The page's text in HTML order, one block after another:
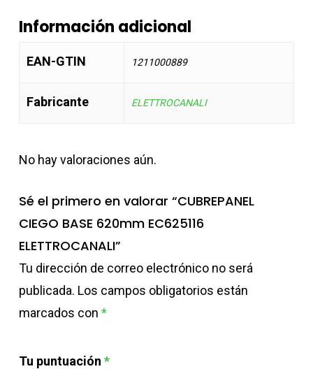
Información adicional
EAN-GTIN 1211000889
Fabricante ELETTROCANALI
No hay valoraciones aún.
Sé el primero en valorar “CUBREPANEL
CIEGO BASE 620mm EC625116
ELETTROCANALI”
Tu dirección de correo electrónico no será
publicada. Los campos obligatorios están
marcados con *
Tu puntuación *